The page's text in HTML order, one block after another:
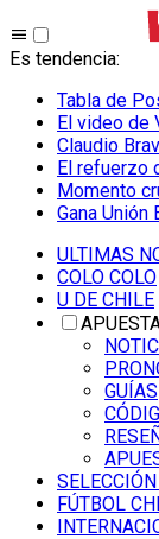
Es tendencia:
Tabla de
El video de
Claudio
El refuerzo
Momento
Gana Unión
ULTIMAS
COLO COLO
U DE CHILE
GUÍAS
FÚTBOL